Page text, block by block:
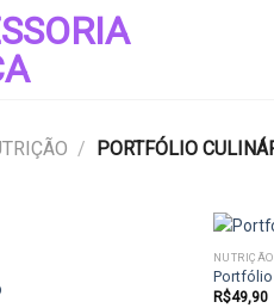
/ PORTFÓLIO
NUTRIÇÃO
Portfólio
R$49,90